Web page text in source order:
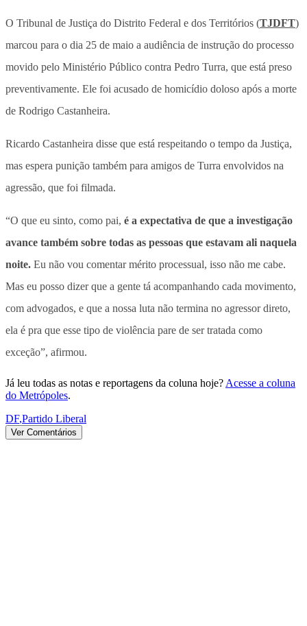
O Tribunal de Justiça do Distrito Federal e dos Territórios (TJDFT)
marcou para o dia 25 de maio a audiência de instrução do processo
movido pelo Ministério Público contra Pedro Turra, que está preso
preventivamente. Ele foi acusado de homicídio doloso após a morte
de Rodrigo Castanheira.
Ricardo Castanheira disse que está respeitando o tempo da Justiça,
mas espera punição também para amigos de Turra envolvidos na
agressão, que foi filmada.
“O que eu sinto, como pai, é a expectativa de que a investigação
avance também sobre todas as pessoas que estavam ali naquela
noite. Eu não vou comentar mérito processual, isso não me cabe.
Mas eu posso dizer que a gente tá acompanhando cada movimento,
com advogados, e que a nossa luta não termina no agressor direto,
ela é pra que esse tipo de violência pare de ser tratada como
exceção”, afirmou.
Já leu todas as notas e reportagens da coluna hoje? Acesse a coluna
do Metrópoles.
DF,Partido Liberal
Ver Comentários